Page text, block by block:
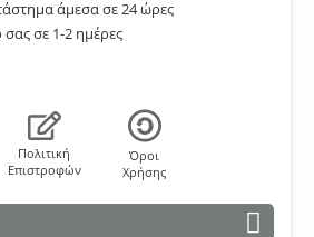
άμεσα σε 24 ώρες
σε 1-2 ημέρες
Πολιτική
Επιστροφών
Όροι
Χρήσης